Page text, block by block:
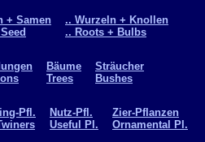
+ Samen
.. Wurzeln + Knollen
.. Roots + Bulbs
Bäume
Trees
Sträucher
Bushes
Pfl.
Nutz-Pfl.
Useful Pl.
Zier-Pflanzen
Ornamental Pl.